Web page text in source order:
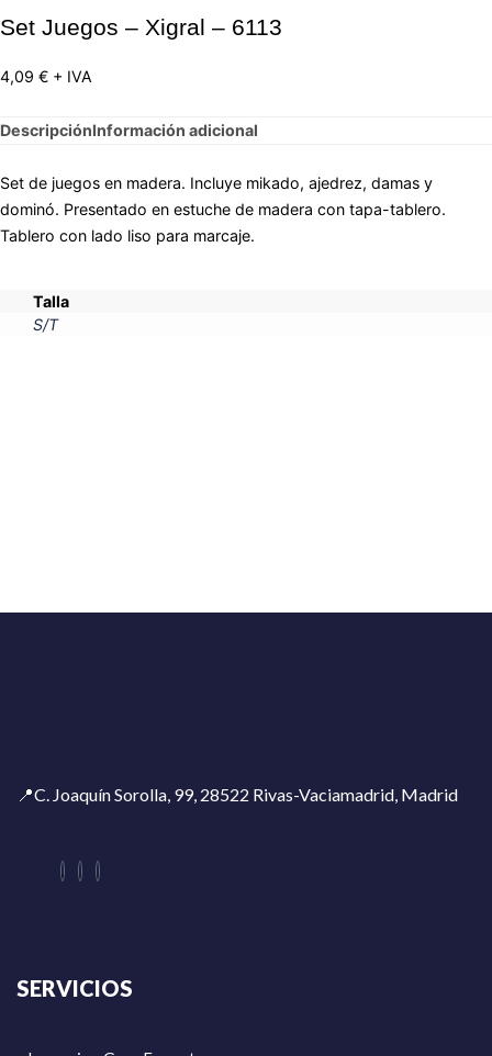
Set Juegos – Xigral – 6113
4,09 € + IVA
DescripciónInformación adicional
Set de juegos en madera. Incluye mikado, ajedrez, damas y
dominó. Presentado en estuche de madera con tapa-tablero.
Tablero con lado liso para marcaje.
Talla
S/T
📍C. Joaquín Sorolla, 99, 28522 Rivas-Vaciamadrid, Madrid
SERVICIOS